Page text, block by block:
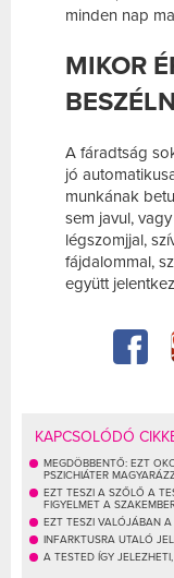
minden nap
MIKOR
A fáradtság
jó
munkának
sem javul,
légszomjjal,
fájdalommal,
együtt
KAPCSOLÓDÓ
MEGDÖBBENTŐ: EZT
PSZICHIÁTER
EZT TESZI A SZŐLŐ A
FIGYELMET A
EZT TESZI VALÓJÁBAN
INFARKTUSRA UTALÓ
A TESTED ÍGY